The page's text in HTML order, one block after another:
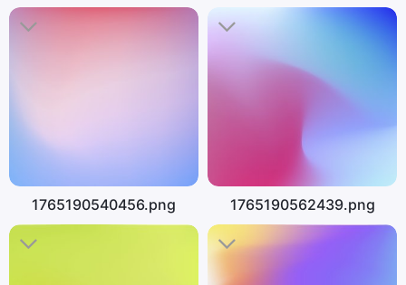
1765190540456.png 1765190562439.png